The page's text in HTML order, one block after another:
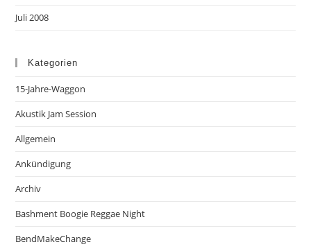
Juli 2008
Kategorien
15-Jahre-Waggon
Akustik Jam Session
Allgemein
Ankündigung
Archiv
Bashment Boogie Reggae Night
BendMakeChange